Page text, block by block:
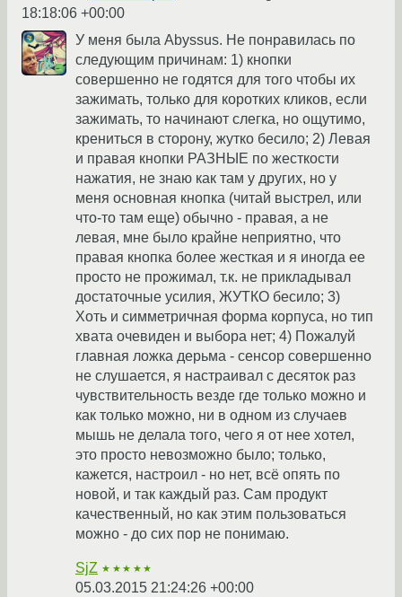
18:18:06 +00:00
У меня была Abyssus. Не понравилась по
следующим причинам: 1) кнопки
совершенно не годятся для того чтобы их
зажимать, только для коротких кликов, если
зажимать, то начинают слегка, но ощутимо,
крениться в сторону, жутко бесило; 2) Левая
и правая кнопки РАЗНЫЕ по жесткости
нажатия, не знаю как там у других, но у
меня основная кнопка (читай выстрел, или
что-то там еще) обычно - правая, а не
левая, мне было крайне неприятно, что
правая кнопка более жесткая и я иногда ее
просто не прожимал, т.к. не прикладывал
достаточные усилия, ЖУТКО бесило; 3)
Хоть и симметричная форма корпуса, но тип
хвата очевиден и выбора нет; 4) Пожалуй
главная ложка дерьма - сенсор совершенно
не слушается, я настраивал с десяток раз
чувствительность везде где только можно и
как только можно, ни в одном из случаев
мышь не делала того, чего я от нее хотел,
это просто невозможно было; только,
кажется, настроил - но нет, всё опять по
новой, и так каждый раз. Сам продукт
качественный, но как этим пользоваться
можно - до сих пор не понимаю.
SjZ ★★★★★
05.03.2015 21:24:26 +00:00